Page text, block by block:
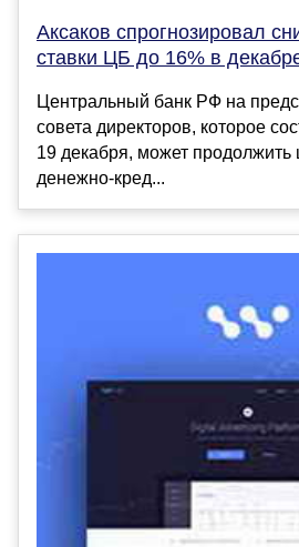
Аксаков спрогнозировал
ставки ЦБ до 16% в
Центральный банк РФ на
совета директоров, которое
19 декабря, может продолжить
денежно-кред...